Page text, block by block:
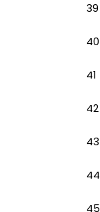
39
40
41
42
43
44
45